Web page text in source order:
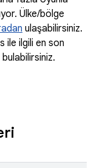
Ülke/bölge
ulaşabilirsiniz.
ile ilgili en son